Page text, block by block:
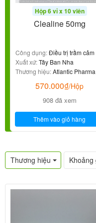
Hộp 6 vỉ x 10 viên
Clealine 50mg
Công dụng:Điều trị trầm cảm
Xuất xứ:Tây Ban Nha
Thương hiệu:Atlantic Pharma
570.000₫/Hộp
908 đã xem
Thêm vào giỏ hàng
Thương hiệu Khoảng